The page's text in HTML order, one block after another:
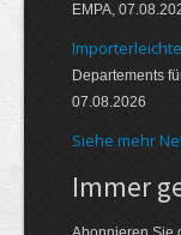
EMPA,
Departements
07.08.2026
Siehe mehr
Immer